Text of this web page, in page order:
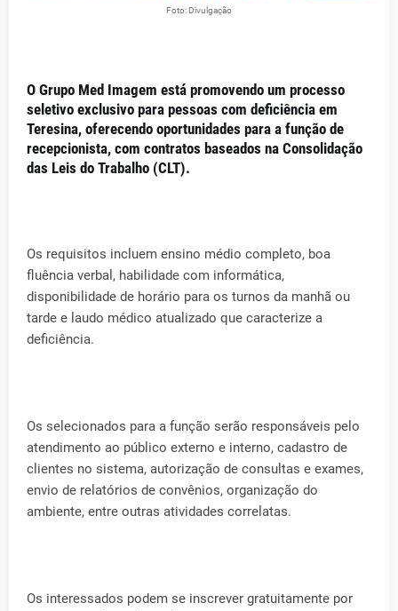
Foto: Divulgação
O Grupo Med Imagem está promovendo um processo
seletivo exclusivo para pessoas com deficiência em
Teresina, oferecendo oportunidades para a função de
recepcionista, com contratos baseados na Consolidação
das Leis do Trabalho (CLT).
Os requisitos incluem ensino médio completo, boa
fluência verbal, habilidade com informática,
disponibilidade de horário para os turnos da manhã ou
tarde e laudo médico atualizado que caracterize a
deficiência.
Os selecionados para a função serão responsáveis pelo
atendimento ao público externo e interno, cadastro de
clientes no sistema, autorização de consultas e exames,
envio de relatórios de convênios, organização do
ambiente, entre outras atividades correlatas.
Os interessados podem se inscrever gratuitamente por